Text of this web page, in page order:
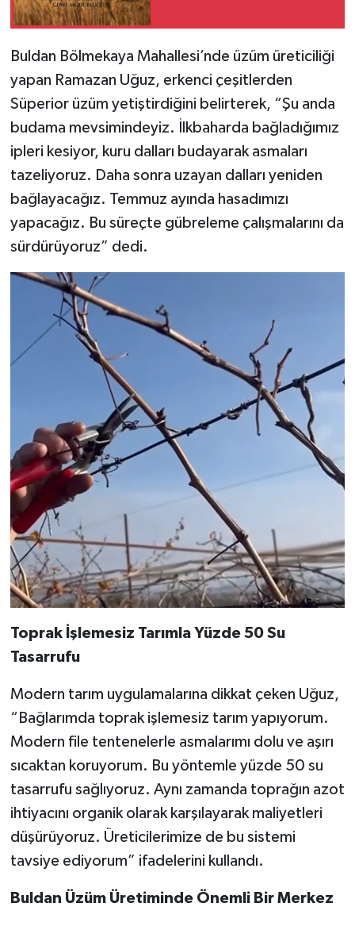
Buldan Bölmekaya Mahallesi’nde üzüm üreticiliği
yapan Ramazan Uğuz, erkenci çeşitlerden
Süperior üzüm yetiştirdiğini belirterek, “Şu anda
budama mevsimindeyiz. İlkbaharda bağladığımız
ipleri kesiyor, kuru dalları budayarak asmaları
tazeliyoruz. Daha sonra uzayan dalları yeniden
bağlayacağız. Temmuz ayında hasadımızı
yapacağız. Bu süreçte gübreleme çalışmalarını da
sürdürüyoruz” dedi.
Toprak İşlemesiz Tarımla Yüzde 50 Su
Tasarrufu
Modern tarım uygulamalarına dikkat çeken Uğuz,
“Bağlarımda toprak işlemesiz tarım yapıyorum.
Modern file tentenelerle asmalarımı dolu ve aşırı
sıcaktan koruyorum. Bu yöntemle yüzde 50 su
tasarrufu sağlıyoruz. Aynı zamanda toprağın azot
ihtiyacını organik olarak karşılayarak maliyetleri
düşürüyoruz. Üreticilerimize de bu sistemi
tavsiye ediyorum” ifadelerini kullandı.
Buldan Üzüm Üretiminde Önemli Bir Merkez